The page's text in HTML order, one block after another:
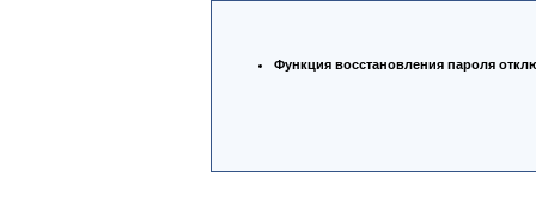
Функция восстановления пароля